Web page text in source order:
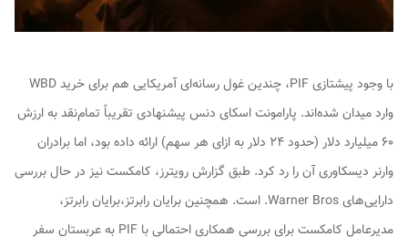
با وجود پیشتازی PIF، چندین غول رسانه‌ای آمریکایی هم برای خرید WBD
وارد میدان شده‌اند. پارامونت اسکای دنس پیشنهادی تقریباً تمام‌نقد به ارزش
۶۰ میلیارد دلار (حدود ۲۴ دلار به ازای هر سهم) ارائه داده بود، اما برادران
وارنر دیسکاوری آن را رد کرد. طبق گزارش رویترز، کامکست نیز در حال بررسی
دارایی‌های Warner Bros. است. همچنین برایان رابرتز،برایان رابرتز،
مدیرعامل کامکست برای بررسی همکاری احتمالی با PIF به عربستان سفر